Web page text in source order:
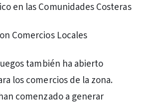
en las Comunidades Costeras
Comercios Locales
también ha abierto
los comercios de la zona.
comenzado a generar